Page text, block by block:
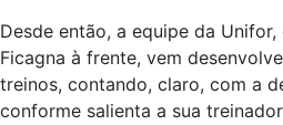
Desde então, a equipe da
Ficagna à frente, vem
treinos, contando, claro, com a
conforme salienta a sua